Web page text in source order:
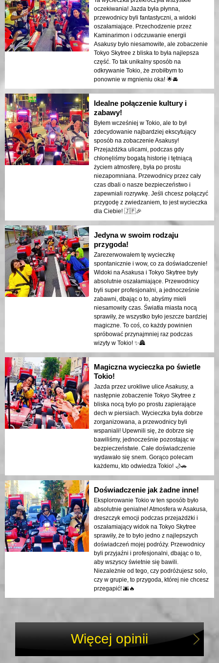
oczekiwania! Jazda była płynna,
przewodnicy byli fantastyczni, a widoki
oszałamiające. Przechodzenie przez
Kaminarimon i odczuwanie energii
Asakusy było niesamowite, ale zobaczenie
Tokyo Skytree z bliska to była najlepsza
część. To tak unikalny sposób na
odkrywanie Tokio, że zrobiłbym to
ponownie w mgnieniu oka! 🌟🚘
Idealne połączenie kultury i
zabawy!
Byłem wcześniej w Tokio, ale to był
zdecydowanie najbardziej ekscytujący
sposób na zobaczenie Asakusy!
Przejażdżka ulicami, podczas gdy
chłonęliśmy bogatą historię i tętniącą
życiem atmosferę, była po prostu
niezapomniana. Przewodnicy przez cały
czas dbali o nasze bezpieczeństwo i
zapewniali rozrywkę. Jeśli chcesz połączyć
przygodę z zwiedzaniem, to jest wycieczka
dla Ciebie! 🇯🇵🎉
Jedyna w swoim rodzaju
przygoda!
Zarezerwowałem tę wycieczkę
spontanicznie i wow, co za doświadczenie!
Widoki na Asakusa i Tokyo Skytree były
absolutnie oszałamiające. Przewodnicy
byli super profesjonalni, a jednocześnie
zabawni, dbając o to, abyśmy mieli
niesamowity czas. Światła miasta nocą
sprawiły, że wszystko było jeszcze bardziej
magiczne. To coś, co każdy powinien
spróbować przynajmniej raz podczas
wizyty w Tokio! ✨🏯
Magiczna wycieczka po świetle
Tokio!
Jazda przez urokliwe ulice Asakusy, a
następnie zobaczenie Tokyo Skytree z
bliska nocą było po prostu zapierające
dech w piersiach. Wycieczka była dobrze
zorganizowana, a przewodnicy byli
wspaniali! Upewnili się, że dobrze się
bawiliśmy, jednocześnie pozostając w
bezpieczeństwie. Całe doświadczenie
wydawało się snem. Gorąco polecam
każdemu, kto odwiedza Tokio! 🌙🚗
Doświadczenie jak żadne inne!
Eksplorowanie Tokio w ten sposób było
absolutnie genialne! Atmosfera w Asakusa,
dreszczyk emocji podczas przejażdżki i
oszałamiający widok na Tokyo Skytree
sprawiły, że to było jedno z najlepszych
doświadczeń mojej podróży. Przewodnicy
byli przyjaźni i profesjonalni, dbając o to,
aby wszyscy świetnie się bawili.
Niezależnie od tego, czy podróżujesz solo,
czy w grupie, to przygoda, której nie chcesz
przegapić! 🌆🔥
Więcej opinii